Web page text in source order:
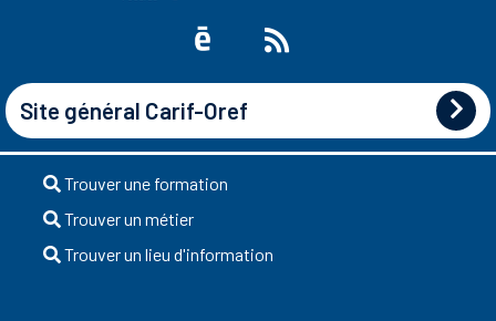
Site général Carif-Oref
Trouver une formation
Trouver un métier
Trouver un lieu d'information